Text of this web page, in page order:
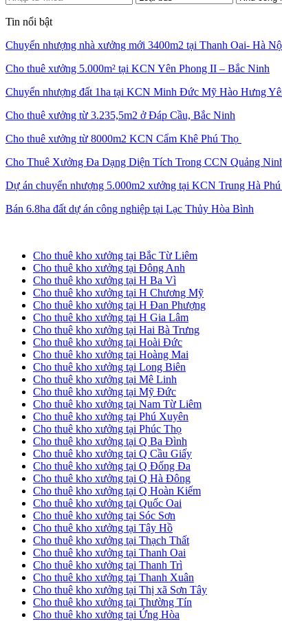
Tin nổi bật
Chuyển nhượng nhà xưởng mới 3400m2 tại Thanh Oai- Hà
Cho thuê xưởng 5.000m² tại KCN Yên Phong II – Bắc Ninh
Chuyển nhượng đất 1ha tại KCN Minh Đức Mỹ Hào Hưng
Cho thuê xưởng từ 3.235,5m2 ở Đáp Cầu, Bắc Ninh
Cho thuê xưởng từ 8000m2 KCN Cẩm Khê Phú Thọ
Cho Thuê Xưởng Đa Dạng Diện Tích Trong CCN Quảng
Dự án chuyển nhượng 5.000m2 xưởng tại KCN Trung Hà
Bán 6.8ha đất dự án công nghiệp tại Lạc Thủy Hòa Bình
Cho thuê kho xưởng tại Bắc Từ Liêm
Cho thuê kho xưởng tại Đông Anh
Cho thuê kho xưởng tại H Ba Vì
Cho thuê kho xưởng tại H Chương Mỹ
Cho thuê kho xưởng tại H Đan Phượng
Cho thuê kho xưởng tại H Gia Lâm
Cho thuê kho xưởng tại Hai Bà Trưng
Cho thuê kho xưởng tại Hoài Đức
Cho thuê kho xưởng tại Hoàng Mai
Cho thuê kho xưởng tại Long Biên
Cho thuê kho xưởng tại Mê Linh
Cho thuê kho xưởng tại Mỹ Đức
Cho thuê kho xưởng tại Nam Từ Liêm
Cho thuê kho xưởng tại Phú Xuyên
Cho thuê kho xưởng tại Phúc Thọ
Cho thuê kho xưởng tại Q Ba Đình
Cho thuê kho xưởng tại Q Cầu Giấy
Cho thuê kho xưởng tại Q Đống Đa
Cho thuê kho xưởng tại Q Hà Đông
Cho thuê kho xưởng tại Q Hoàn Kiếm
Cho thuê kho xưởng tại Quốc Oai
Cho thuê kho xưởng tại Sóc Sơn
Cho thuê kho xưởng tại Tây Hồ
Cho thuê kho xưởng tại Thạch Thất
Cho thuê kho xưởng tại Thanh Oai
Cho thuê kho xưởng tại Thanh Trì
Cho thuê kho xưởng tại Thanh Xuân
Cho thuê kho xưởng tại Thị xã Sơn Tây
Cho thuê kho xưởng tại Thường Tín
Cho thuê kho xưởng tại Ứng Hòa